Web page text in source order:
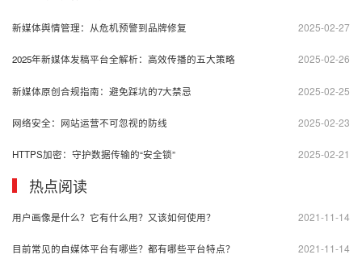
2025-02-27
新媒体舆情管理：从危机预警到品牌修复
2025-02-26
2025年新媒体发稿平台全解析：高效传播的五大策略
2025-02-25
新媒体原创合规指南：避免踩坑的7大禁忌
2025-02-23
网络安全：网站运营不可忽视的防线
2025-02-21
HTTPS加密：守护数据传输的“安全锁”
热点阅读
2021-11-14
用户画像是什么？它有什么用？又该如何使用？
2021-11-14
目前常见的自媒体平台有哪些？都有哪些平台特点？